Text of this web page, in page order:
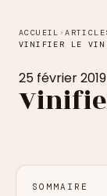
ACCUEIL ›
VINIFIER LE VIN
25 février 2019
SOMMAIRE